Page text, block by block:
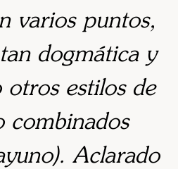
varios puntos,
dogmática y
estilos de
combinados
Aclarado